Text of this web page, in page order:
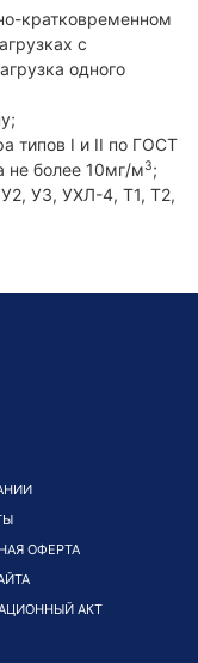
кратковременном
с
одного
типов I и II по ГОСТ
не более 10мг/м3;
У2, У3, УХЛ-4, Т1, Т2,
ОФЕРТА
АКТ